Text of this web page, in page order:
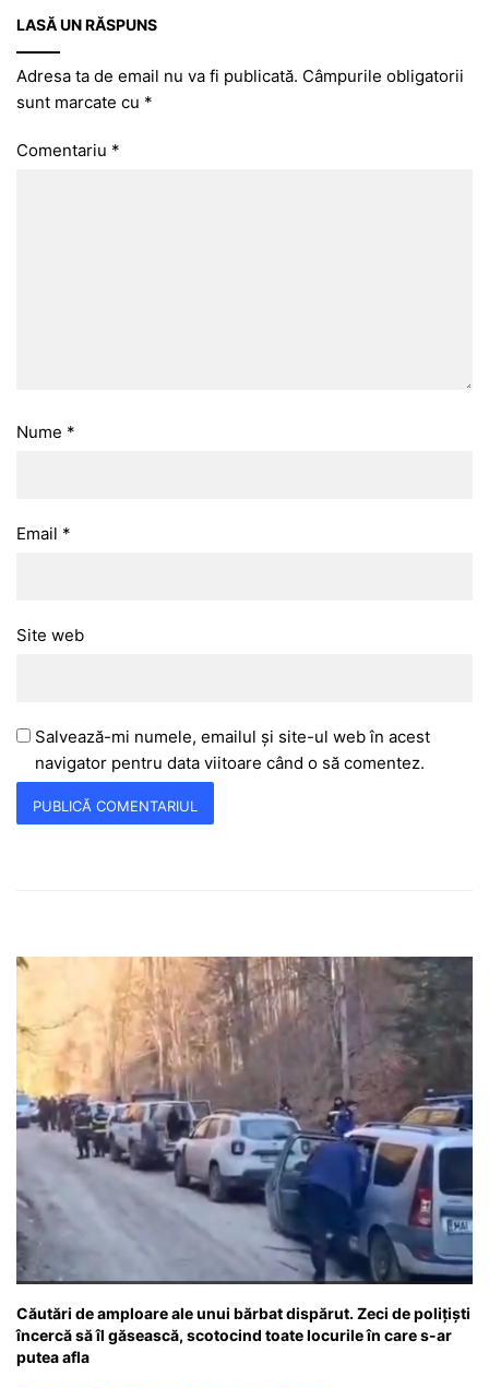
LASĂ UN RĂSPUNS
Adresa ta de email nu va fi publicată. Câmpurile obligatorii
sunt marcate cu *
Comentariu *
Nume *
Email *
Site web
Salvează-mi numele, emailul și site-ul web în acest
navigator pentru data viitoare când o să comentez.
Căutări de amploare ale unui bărbat dispărut. Zeci de polițiști
încercă să îl găsească, scotocind toate locurile în care s-ar
putea afla